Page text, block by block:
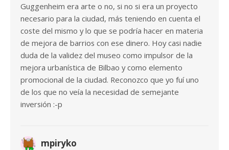
Guggenheim era arte o no, si no si era un proyecto
necesario para la ciudad, más teniendo en cuenta el
coste del mismo y lo que se podría hacer en materia
de mejora de barrios con ese dinero. Hoy casi nadie
duda de la validez del museo como impulsor de la
mejora urbanística de Bilbao y como elemento
promocional de la ciudad. Reconozco que yo fuí uno
de los que no veía la necesidad de semejante
inversión :-p
mpiryko